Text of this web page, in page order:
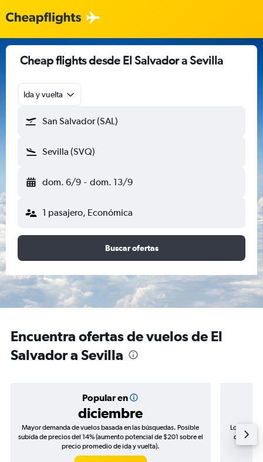
Cheap flights desde El Salvador a Sevilla
Ida y vuelta
San Salvador (SAL)
Sevilla (SVQ)
dom. 6/9 - dom. 13/9
1 pasajero, Económica
Buscar ofertas
Encuentra ofertas de vuelos de El
Salvador a Sevilla
Popular en
diciembre
Mayor demanda de vuelos basada en las búsquedas. Posible
subida de precios del 14% (aumento potencial de $201 sobre el
precio promedio de ida y vuelta).
Los
de